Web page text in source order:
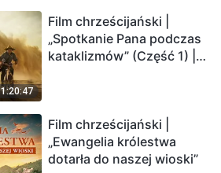
Ludzkość weszła w
odliczanie. Czy znalazłeś
już drogę ocalenia?
1:20:47
Film chrześcijański |
„Spotkanie Pana podczas
kataklizmów” (Część 1) |
Film chrześcijański |
„Ewangelia królestwa
dotarła do naszej wioski”